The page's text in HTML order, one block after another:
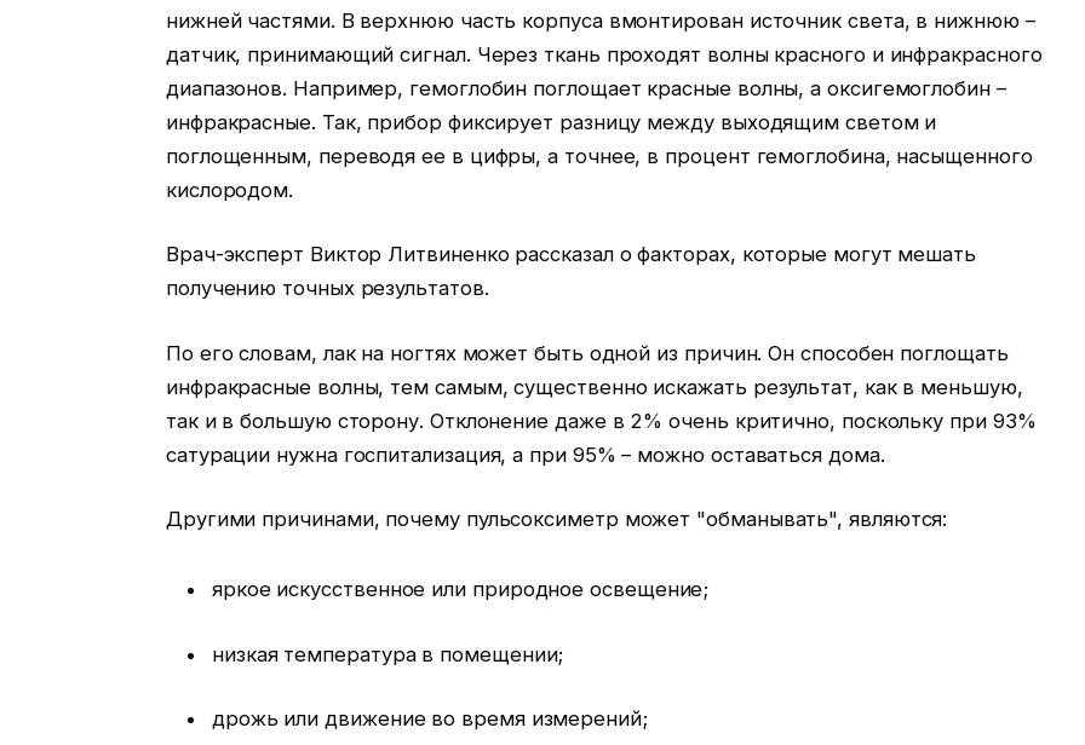
нижней частями. В верхнюю часть корпуса вмонтирован источник света, в нижнюю –
датчик, принимающий сигнал. Через ткань проходят волны красного и инфракрасного
диапазонов. Например, гемоглобин поглощает красные волны, а оксигемоглобин –
инфракрасные. Так, прибор фиксирует разницу между выходящим светом и
поглощенным, переводя ее в цифры, а точнее, в процент гемоглобина, насыщенного
кислородом.
Врач-эксперт Виктор Литвиненко рассказал о факторах, которые могут мешать
получению точных результатов.
По его словам, лак на ногтях может быть одной из причин. Он способен поглощать
инфракрасные волны, тем самым, существенно искажать результат, как в меньшую,
так и в большую сторону. Отклонение даже в 2% очень критично, поскольку при 93%
сатурации нужна госпитализация, а при 95% – можно оставаться дома.
Другими причинами, почему пульсоксиметр может "обманывать", являются:
яркое искусственное или природное освещение;
низкая температура в помещении;
дрожь или движение во время измерений;